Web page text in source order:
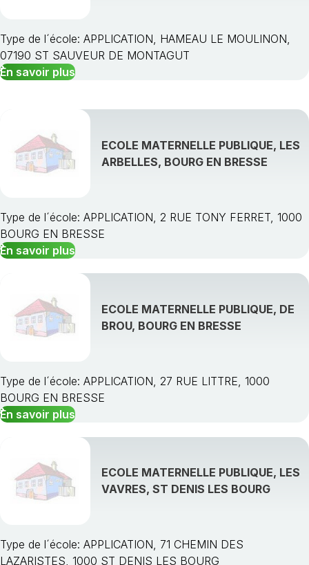
Type de l´école: APPLICATION, HAMEAU LE MOULINON,
07190 ST SAUVEUR DE MONTAGUT
En savoir plus
ECOLE MATERNELLE PUBLIQUE, LES
ARBELLES, BOURG EN BRESSE
Type de l´école: APPLICATION, 2 RUE TONY FERRET, 1000
BOURG EN BRESSE
En savoir plus
ECOLE MATERNELLE PUBLIQUE, DE
BROU, BOURG EN BRESSE
Type de l´école: APPLICATION, 27 RUE LITTRE, 1000
BOURG EN BRESSE
En savoir plus
ECOLE MATERNELLE PUBLIQUE, LES
VAVRES, ST DENIS LES BOURG
Type de l´école: APPLICATION, 71 CHEMIN DES
LAZARISTES, 1000 ST DENIS LES BOURG